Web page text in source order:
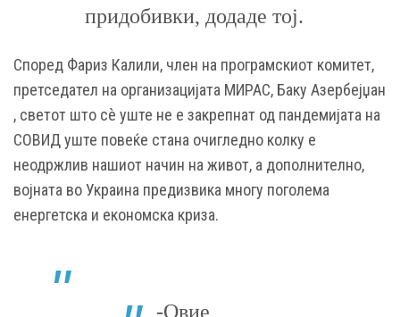
придобивки, додаде тој.
Според Фариз Калили, член на програмскиот комитет,
претседател на организацијата МИРАС, Баку Азербејџан
, светот што сè уште не е закрепнат од пандемијата на
СОВИД уште повеќе стана очигледно колку е
неодржлив нашиот начин на живот, а дополнително,
војната во Украина предизвика многу поголема
енергетска и економска криза.
-Овие